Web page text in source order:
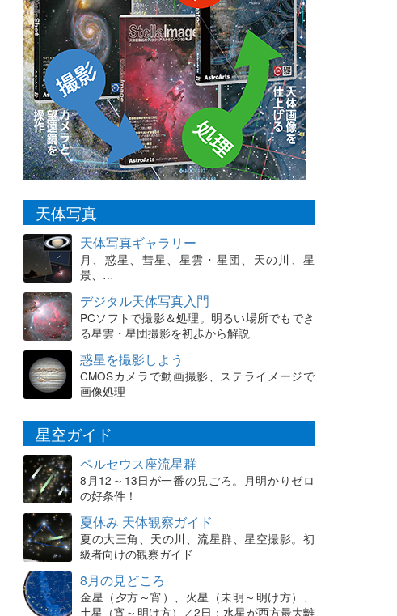
天体写真
天体写真ギャラリー
月、惑星、彗星、星雲・星団、天の川、星
景、…
デジタル天体写真入門
PCソフトで撮影＆処理。明るい場所でもでき
る星雲・星団撮影を初歩から解説
惑星を撮影しよう
CMOSカメラで動画撮影、ステライメージで
画像処理
星空ガイド
ペルセウス座流星群
8月12～13日が一番の見ごろ。月明かりゼロ
の好条件！
夏休み 天体観察ガイド
夏の大三角、天の川、流星群、星空撮影。初
級者向けの観察ガイド
8月の見どころ
金星（夕方～宵）、火星（未明～明け方）、
土星（宵～明け方）／2日：水星が西方最大離